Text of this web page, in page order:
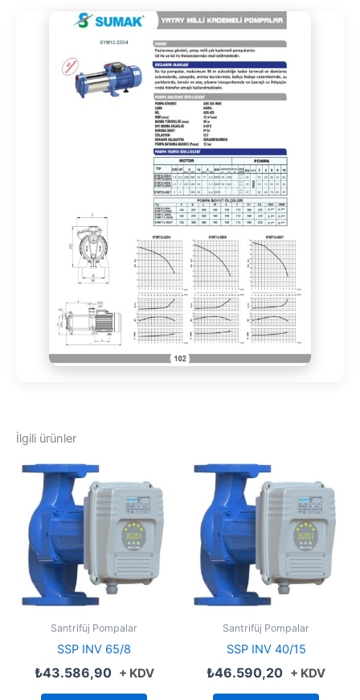
İlgili ürünler
Santrifüj Pompalar
SSP INV 65/8
₺43.586,90 + KDV
Santrifüj Pompalar
SSP INV 40/15
₺46.590,20 + KDV